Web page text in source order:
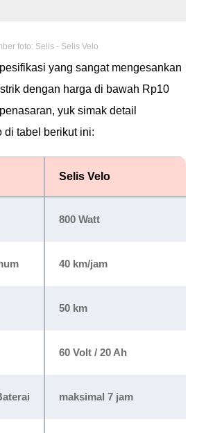
foto: Selis - Selis Velo
yang sangat mengesankan
dengan harga di bawah Rp10
yuk simak detail
di tabel berikut ini:
Selis Velo
800 Watt
40 km/jam
50 km
60 Volt / 20 Ah
maksimal 7 jam